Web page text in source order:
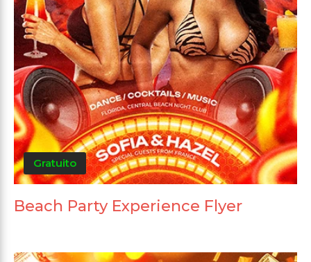
Gratuito
Beach Party Experience Flyer